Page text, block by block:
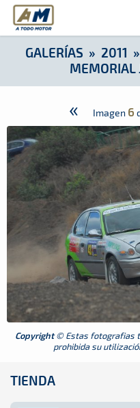
A Todo Motor ·
»
GALERÍAS » 2011 »
MEMORIAL
« Imagen 6
Copyright© Estas fotografias
prohibida su
TIENDA